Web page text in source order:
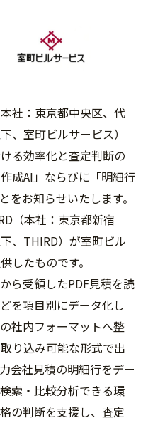
社：東京都中央区、代
、室町ビルサービス）
る効率化と査定判断の
成AI」ならびに「明細行
をお知らせいたします。
（本社：東京都新宿
、THIRD）が室町ビル
したものです。
ら受領したPDF見積を読
を項目別にデータ化し
社内フォーマットへ整
り込み可能な形式で出
会社見積の明細行をデー
索・比較分析できる環
の判断を支援し、査定